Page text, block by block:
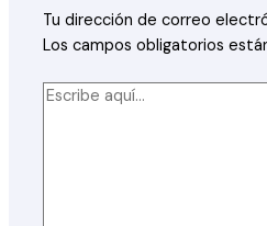
Tu dirección de correo
Los campos obligatorios
Escribe